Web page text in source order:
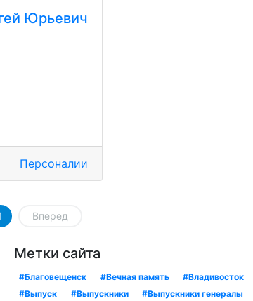
Юрьевич
Персоналии
Вперед
Метки сайта
#Благовещенск #Вечная память #Владивосток
#Выпуск
#Выпускники #Выпускники генералы